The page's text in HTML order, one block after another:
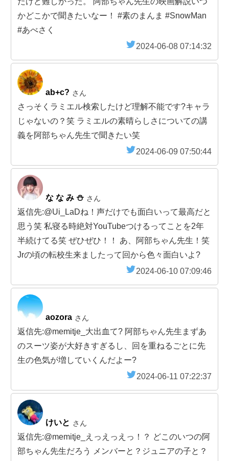
かどこかで聞きたいなー！ #素のまんま #SnowMan
#あべさく
2024-06-08 07:14:32
ab+c? さん
さっそくラミエル検索したけど理解不能です?キャラ
じゃないの？笑 ラミエルの素晴らしさについての講
義を阿部ちゃん先生で聞きたい笑
2024-06-09 07:50:44
な な み ⛄️ さん
返信先:@Ui_LaDね！声だけでも面白いって最高だと
思う笑 私寝る時絶対YouTubeつけるってことを2年
半続けてる笑 ぜひぜひ！！ あ、阿部ちゃん先生！笑
Jrの頃の転校生来ましたって回から色々面白いよ?
2024-06-10 07:09:46
aozora さん
返信先:@memitje_大出血て? 阿部ちゃん先生まずあ
のスーツ姿が大好きすぎるし、回を重ねるごとに先
生の色気が増していくんだよー?
2024-06-11 07:22:37
けいと さん
返信先:@memitje_えっえっえっ！？ どこのいつの阿
部ちゃん先生だろう メンバーと？ジュニアの子と？